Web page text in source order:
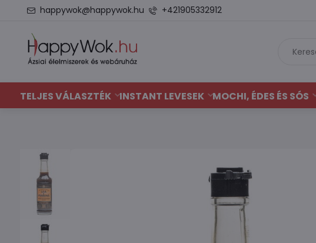
happywok@happywok.hu +421905332912
TELJES VÁLASZTÉK INSTANT LEVESEK MOCHI, ÉDES ÉS SÓS